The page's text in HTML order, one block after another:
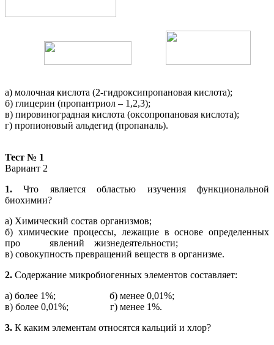
а) молочная кислота (2-гидроксипропановая кислота);
б) глицерин (пропантриол – 1,2,3);
в) пировиноградная кислота (оксопропановая кислота);
г) пропионовый альдегид (пропаналь).
Тест № 1
Вариант 2
1. Что является областью изучения функциональной
биохимии?
а) Химический состав организмов;
б) химические процессы, лежащие в основе определенных
про явлений жизнедеятельности;
в) совокупность превращений веществ в организме.
2. Содержание микробиогенных элементов составляет:
а) более 1%; б) менее 0,01%;
в) более 0,01%; г) менее 1%.
3. К каким элементам относятся кальций и хлор?